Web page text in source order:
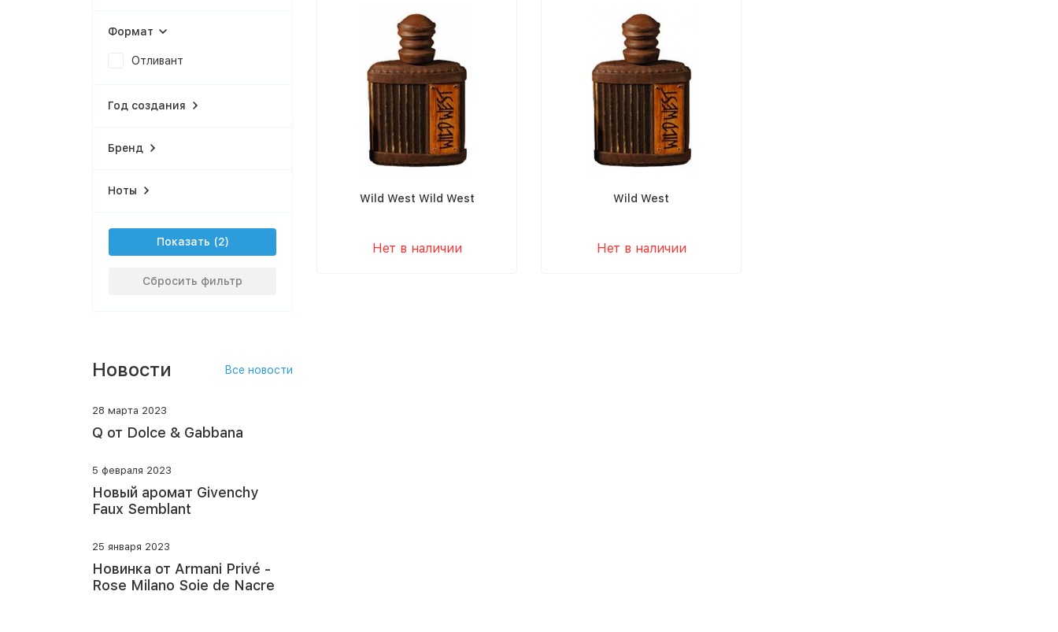
Wild West Wild West
Нет в наличии
Wild West
Нет в наличии
Формат
Отливант
Год создания
Бренд
Ноты
Показать
Сбросить фильтр
Новости Все новости
28 марта 2023
Q от Dolce & Gabbana
5 февраля 2023
Новый аромат Givenchy
Faux Semblant
25 января 2023
Новинка от Armani Privé -
Rose Milano Soie de Nacre